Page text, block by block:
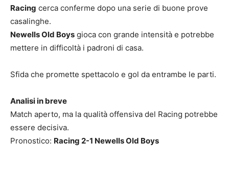
Racing cerca conferme dopo una serie di buone prove
casalinghe.
Newells Old Boys gioca con grande intensità e potrebbe
mettere in difficoltà i padroni di casa.
Sfida che promette spettacolo e gol da entrambe le parti.
Analisi in breve
Match aperto, ma la qualità offensiva del Racing potrebbe
essere decisiva.
Pronostico: Racing 2-1 Newells Old Boys